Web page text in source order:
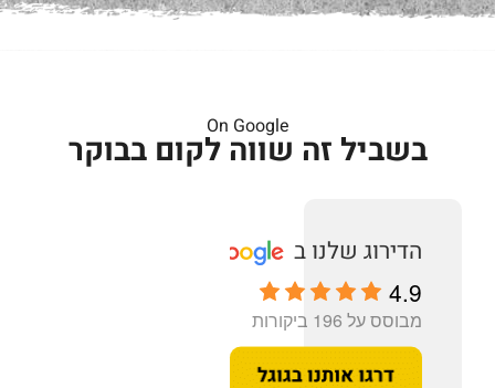
On Google
בשביל זה שווה לקום בבוקר
4.9
מבוסס על 196 ביקורות